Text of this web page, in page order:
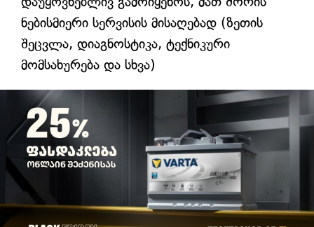
ნებისმიერი სერვისის მისაღებად (ზეთის
შეცვლა, დიაგნოსტიკა, ტექნიკური
მომსახურება და სხვა)